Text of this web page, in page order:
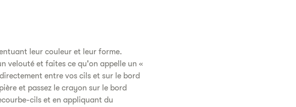
leur couleur et leur forme.
velouté et faites ce qu'on appelle un «
entre vos cils et sur le bord
et passez le crayon sur le bord
cils et en appliquant du